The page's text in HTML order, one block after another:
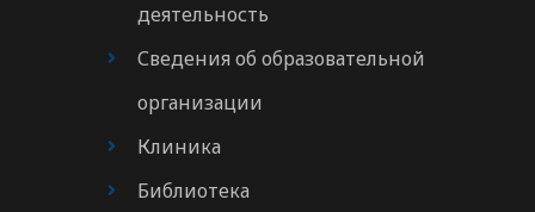
деятельность
Сведения об образовательной
организации
Клиника
Библиотека